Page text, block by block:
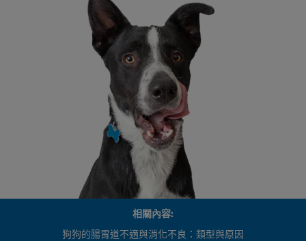
相關內容:
狗狗的腸胃道不適與消化不良：類型與原因